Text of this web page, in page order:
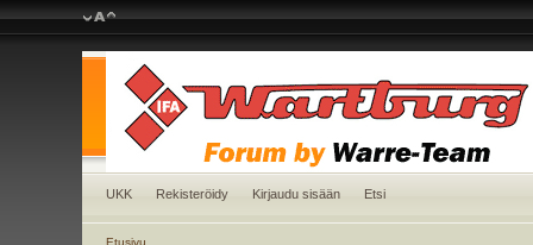
UKK Rekisteröidy Kirjaudu sisään Etsi
Etusivu